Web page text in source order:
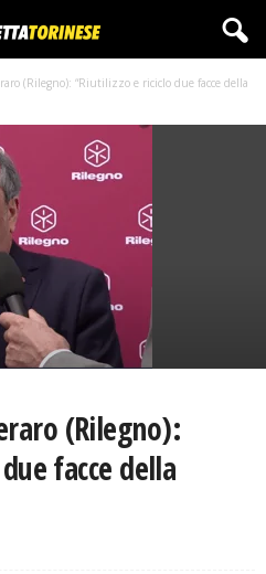
(Rilegno): “Riutilizzo e riciclo due facce della
(Rilegno):
facce della